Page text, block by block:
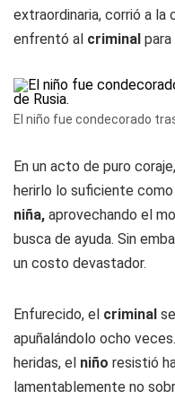
extraordinaria, corrió a la
enfrentó al criminal
El niño fue condecorado
En un acto de puro
herirlo lo suficiente como
niña, aprovechando el
busca de ayuda. Sin
un costo devastador.
Enfurecido, el criminal
apuñalándolo ocho
heridas, el niño resistió
lamentablemente no